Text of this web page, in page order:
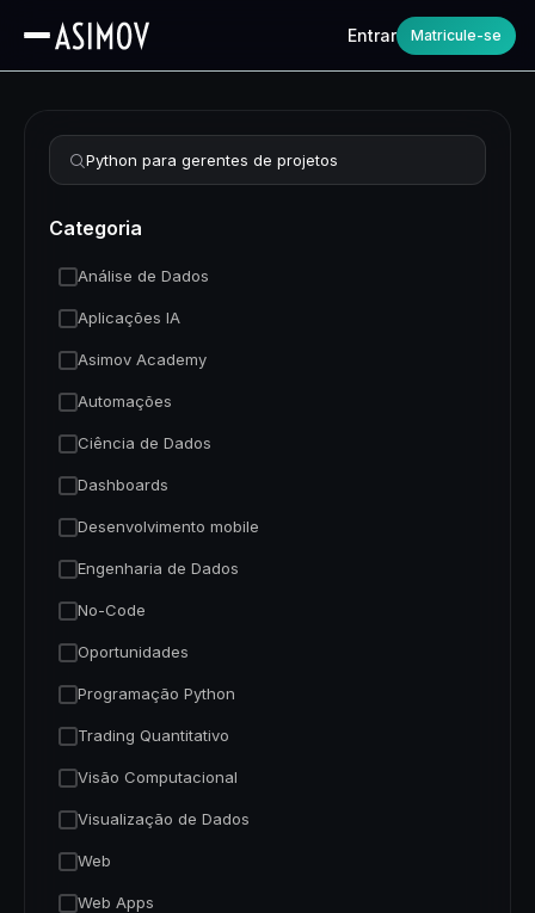
Entrar Matricule-se
Refinar busca
Categoria
Análise de Dados
Aplicações IA
Asimov Academy
Automações
Ciência de Dados
Dashboards
Desenvolvimento mobile
Engenharia de Dados
No-Code
Oportunidades
Programação Python
Trading Quantitativo
Visão Computacional
Visualização de Dados
Web
Web Apps